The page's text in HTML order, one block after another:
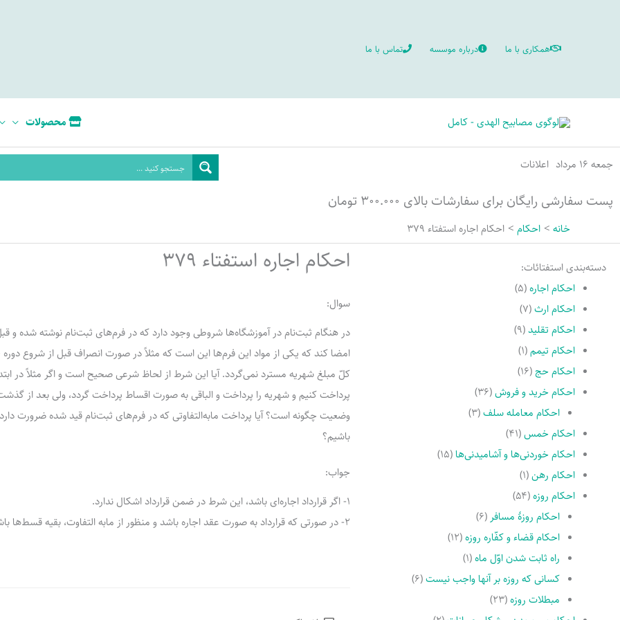
همکاری با ما درباره موسسه تماس با ما
محصولات
جمعه ۱۶ مرداد اعلانات
پست سفارشی رایگان برای سفارشات بالای ۳۰۰.۰۰۰ تومان
خانه احکام احکام اجاره استفتاء 379
دسته‌بندی استفتائات:
احکام اجاره(۵)
احکام ارث(۷)
احکام تقلید(۹)
احکام تیمم(۱)
احکام حج (۱۶)
احکام خرید و فروش(۳۶)
احکام معامله سلف(۳)
احکام خمس(۴۱)
احکام خوردنی‌ها و آشامیدنی‌ها(۱۵)
احکام رهن(۱)
احکام روزه(۵۴)
احکام روزۀ مسافر (۶)
احکام قضاء و کفّاره روزه(۱۲)
راه ثابت شدن اوّل ماه(۱)
کسانى که روزه بر آنها واجب نیست(۶)
مبطلات روزه(۲۳)
احکام اجاره استفتاء 379
سوال:
در هنگام ثبت‌نام در آموزشگاه‌ها شروطی وجود دارد که در فرم‌های ثبت‌نام نوشته شده و قبل
کلّ مبلغ شهریه مسترد نمی‌گردد. آیا این شرط از لحاظ شرعی صحیح است و اگر مثلاً در
پرداخت کنیم و شهریه را پرداخت و الباقی به صورت اقساط پرداخت گردد، ولی بعد از
وضعیت چگونه است؟ آیا پرداخت مابه‌التفاوتی که در فرم‌های ثبت‌نام قید شده ضرورت
باشیم؟
جواب:
1- اگر قرارداد اجاره‌ای باشد، این شرط در ضمن قرارداد اشکال ندارد.
2- در صورتی که قرارداد به صورت عقد اجاره باشد و منظور از مابه التفاوت، بقیه قسط‌ها باشد باید پرداخت شود.